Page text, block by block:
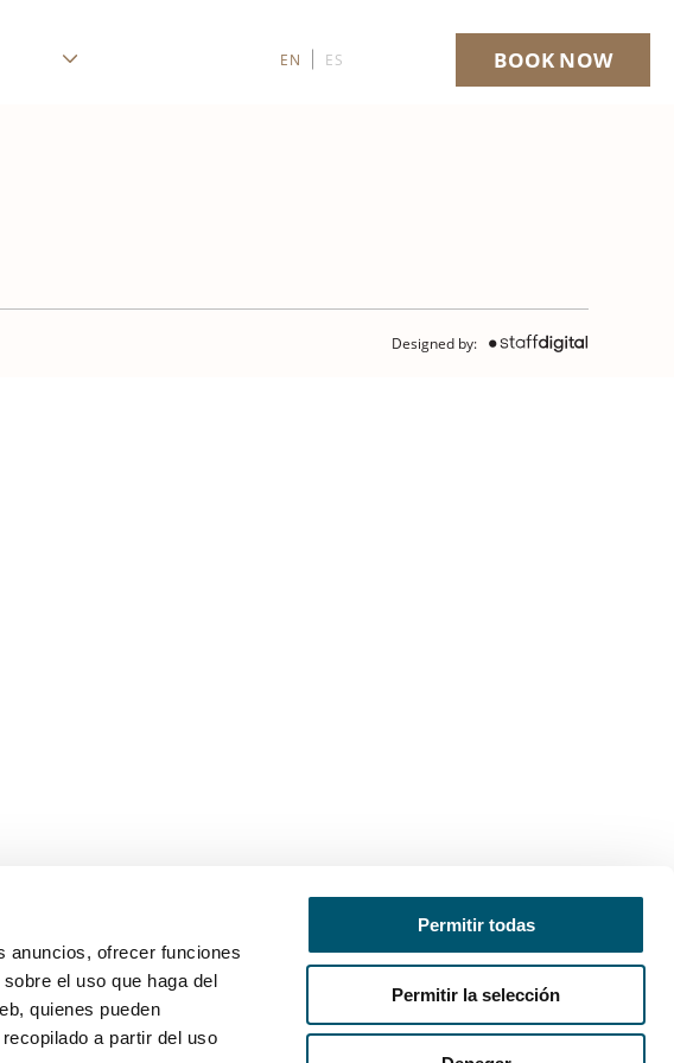
anuncios, ofrecer funciones
el uso que haga del
quienes pueden
a partir del uso
Permitir todas
Permitir la selección
EN ES BOOK NOW
Designed by: